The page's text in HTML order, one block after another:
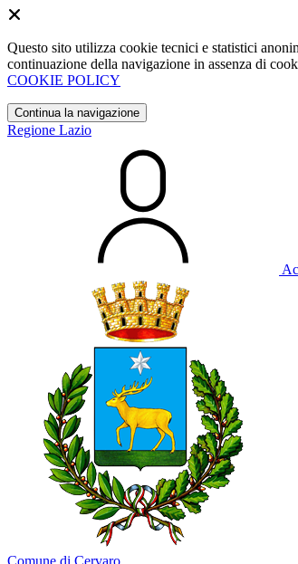
Questo sito utilizza cookie tecnici e statistici
continuazione della navigazione in assenza di
COOKIE POLICY
Continua la navigazione
Regione Lazio
Comune di Cervaro